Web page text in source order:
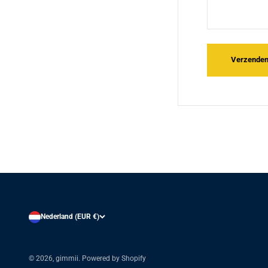
Verzenden
Nederland (EUR €)
© 2026, gimmii. Powered by Shopify